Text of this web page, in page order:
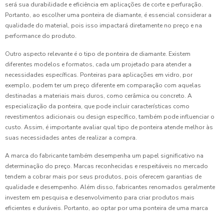
será sua durabilidade e eficiência em aplicações de corte e perfuração.
Portanto, ao escolher uma ponteira de diamante, é essencial considerar a
qualidade do material, pois isso impactará diretamente no preço e na
performance do produto.
Outro aspecto relevante é o tipo de ponteira de diamante. Existem
diferentes modelos e formatos, cada um projetado para atender a
necessidades específicas. Ponteiras para aplicações em vidro, por
exemplo, podem ter um preço diferente em comparação com aquelas
destinadas a materiais mais duros, como cerâmica ou concreto. A
especialização da ponteira, que pode incluir características como
revestimentos adicionais ou design específico, também pode influenciar o
custo. Assim, é importante avaliar qual tipo de ponteira atende melhor às
suas necessidades antes de realizar a compra.
A marca do fabricante também desempenha um papel significativo na
determinação do preço. Marcas reconhecidas e respeitáveis no mercado
tendem a cobrar mais por seus produtos, pois oferecem garantias de
qualidade e desempenho. Além disso, fabricantes renomados geralmente
investem em pesquisa e desenvolvimento para criar produtos mais
eficientes e duráveis. Portanto, ao optar por uma ponteira de uma marca